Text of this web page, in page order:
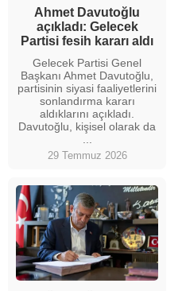
Ahmet Davutoğlu
açıkladı: Gelecek
Partisi fesih kararı aldı
Gelecek Partisi Genel
Başkanı Ahmet Davutoğlu,
partisinin siyasi faaliyetlerini
sonlandırma kararı
aldıklarını açıkladı.
Davutoğlu, kişisel olarak da
29 Temmuz 2026